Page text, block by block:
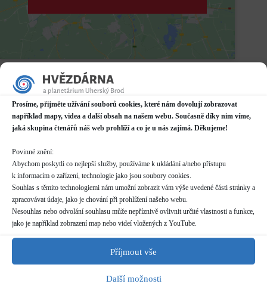
Prosíme, přijměte užívání souborů cookies, které nám dovolují zobrazovat
například mapy, videa a další obsah na našem webu. Současně díky nim víme,
jaká skupina čtenářů náš web prohlíží a co je u nás zajímá. Děkujeme!
Povinné znění:
Abychom poskytli co nejlepší služby, používáme k ukládání a/nebo přístupu
k informacím o zařízení, technologie jako jsou soubory cookies.
Souhlas s těmito technologiemi nám umožní zobrazit vám výše uvedené části stránky a
zpracovávat údaje, jako je chování při prohlížení našeho webu.
Nesouhlas nebo odvolání souhlasu může nepříznivě ovlivnit určité vlastnosti a funkce,
jako je například zobrazení map nebo videí vložených z YouTube.
Příjmout vše
Další možnosti
Datum / čas
10.12.2025
19:00 - 22:00*
Místo konání
Hvězdárna
Další informace o dostupnosti a parkování
Kategorie
Pravidelné akce
Rezervace
nelze rezervovat
Vstupné